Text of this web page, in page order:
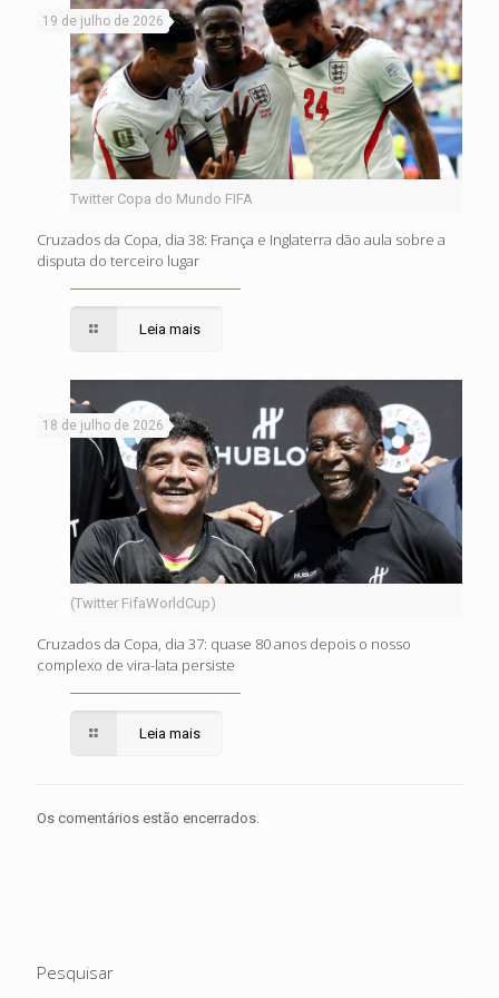
Twitter Copa do Mundo FIFA
19 de julho de 2026
Cruzados da Copa, dia 38: França e Inglaterra dão aula sobre a
disputa do terceiro lugar
Leia mais
(Twitter FifaWorldCup)
18 de julho de 2026
Cruzados da Copa, dia 37: quase 80 anos depois o nosso
complexo de vira-lata persiste
Leia mais
Os comentários estão encerrados.
Pesquisar